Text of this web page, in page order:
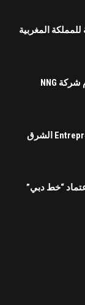
المغربية
فورد SYNC® 3 يمهد الطريق أمام شركة NNG
شركة BNC للنشر ومجلتها Entrepreneur الشرق
“خط دبي”